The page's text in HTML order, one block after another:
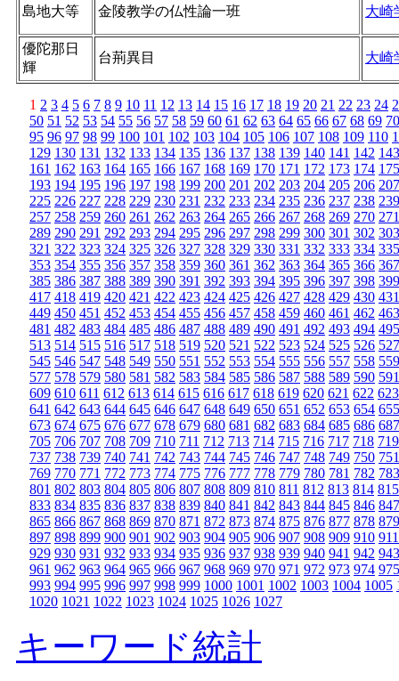
島地大等 金陵教学の仏性論一班 大崎
優陀那日
輝
台荊異目 大崎
1 2 3 4 5 6 7 8 9 10 11 12 13 14 15 16 17 18 19 20 21 22 23 24
50 51 52 53 54 55 56 57 58 59 60 61 62 63 64 65 66 67 68 69 70
95 96 97 98 99 100 101 102 103 104 105 106 107 108 109 110
129 130 131 132 133 134 135 136 137 138 139 140 141 142 143
161 162 163 164 165 166 167 168 169 170 171 172 173 174 175
193 194 195 196 197 198 199 200 201 202 203 204 205 206 207
225 226 227 228 229 230 231 232 233 234 235 236 237 238 239
257 258 259 260 261 262 263 264 265 266 267 268 269 270 271
289 290 291 292 293 294 295 296 297 298 299 300 301 302 303
321 322 323 324 325 326 327 328 329 330 331 332 333 334 335
353 354 355 356 357 358 359 360 361 362 363 364 365 366 367
385 386 387 388 389 390 391 392 393 394 395 396 397 398 399
417 418 419 420 421 422 423 424 425 426 427 428 429 430 431
449 450 451 452 453 454 455 456 457 458 459 460 461 462 463
481 482 483 484 485 486 487 488 489 490 491 492 493 494 495
513 514 515 516 517 518 519 520 521 522 523 524 525 526 527
545 546 547 548 549 550 551 552 553 554 555 556 557 558 559
577 578 579 580 581 582 583 584 585 586 587 588 589 590 591
609 610 611 612 613 614 615 616 617 618 619 620 621 622 623
641 642 643 644 645 646 647 648 649 650 651 652 653 654 655
673 674 675 676 677 678 679 680 681 682 683 684 685 686 687
705 706 707 708 709 710 711 712 713 714 715 716 717 718 719
737 738 739 740 741 742 743 744 745 746 747 748 749 750 751
769 770 771 772 773 774 775 776 777 778 779 780 781 782 783
801 802 803 804 805 806 807 808 809 810 811 812 813 814 815
833 834 835 836 837 838 839 840 841 842 843 844 845 846 847
865 866 867 868 869 870 871 872 873 874 875 876 877 878 879
897 898 899 900 901 902 903 904 905 906 907 908 909 910 911
929 930 931 932 933 934 935 936 937 938 939 940 941 942 943
961 962 963 964 965 966 967 968 969 970 971 972 973 974 975
993 994 995 996 997 998 999 1000 1001 1002 1003 1004 1005
1020 1021 1022 1023 1024 1025 1026 1027
キーワード統計